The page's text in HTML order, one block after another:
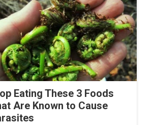
Eating These 3 Foods
Are Known to Cause